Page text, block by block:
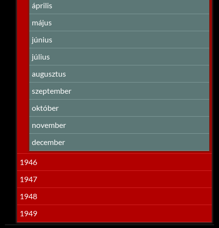
április
május
június
július
augusztus
szeptember
október
november
december
1946
1947
1948
1949